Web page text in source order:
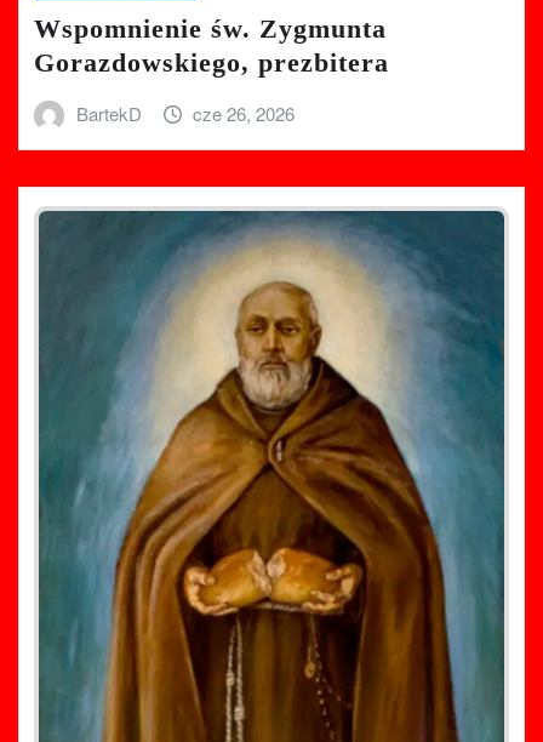
Wspomnienie św. Zygmunta
Gorazdowskiego, prezbitera
BartekD cze 26, 2026